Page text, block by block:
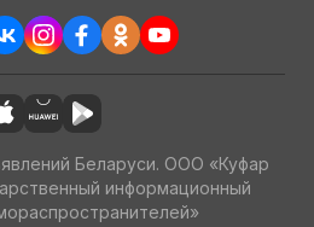
Беларуси. ООО «Куфар
информационный